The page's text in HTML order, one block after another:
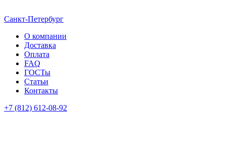
Санкт-Петербург
О компании
Доставка
Оплата
FAQ
ГОСТы
Статьи
Контакты
+7 (812) 612-08-92